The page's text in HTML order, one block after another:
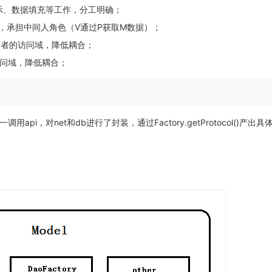
数据填充等工作，分工明确；
担中间人角色（V通过P获取M数据）；
的访问域，降低耦合；
域，降低耦合；
调用api，对net和db进行了封装，通过Factory.getProtocol()产出具体